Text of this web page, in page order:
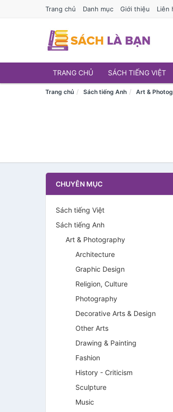
Trang chủ Danh mục Giới thiệu Liên
TRANG CHỦ SÁCH TIẾNG VIỆT
Trang chủ Sách tiếng Anh Art &
CHUYÊN MỤC
Sách tiếng Việt
Sách tiếng Anh
Art & Photography
Architecture
Graphic Design
Religion, Culture
Photography
Decorative Arts & Design
Other Arts
Drawing & Painting
Fashion
History - Criticism
Sculpture
Music